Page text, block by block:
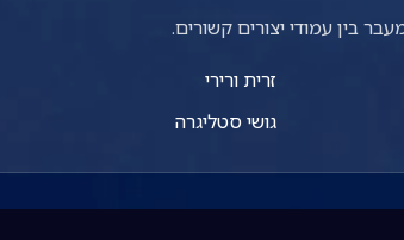
בין עמודי יצורים קשורים.
זרית ורירי
גושי סטליגרה